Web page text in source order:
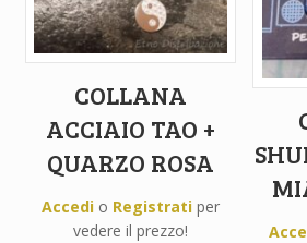
COLLANA
ACCIAIO TAO +
QUARZO ROSA
Accedio Registratiper
vedere il prezzo!